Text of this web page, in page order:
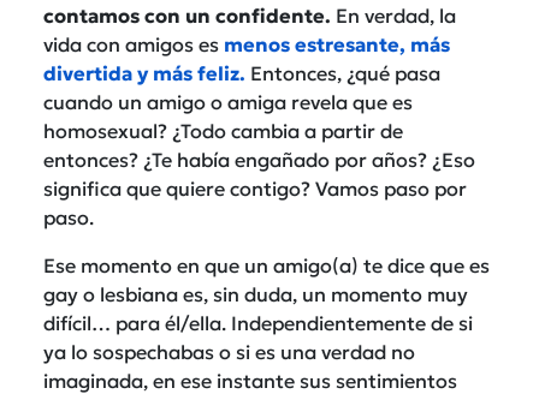
contamos con un confidente. En verdad, la
vida con amigos es menos estresante, más
divertida y más feliz. Entonces, ¿qué pasa
cuando un amigo o amiga revela que es
homosexual? ¿Todo cambia a partir de
entonces? ¿Te había engañado por años? ¿Eso
significa que quiere contigo? Vamos paso por
paso.
Ese momento en que un amigo(a) te dice que es
gay o lesbiana es, sin duda, un momento muy
difícil… para él/ella. Independientemente de si
ya lo sospechabas o si es una verdad no
imaginada, en ese instante sus sentimientos